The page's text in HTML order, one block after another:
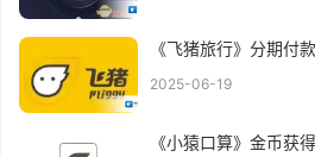
《飞猪旅行》分期付
2025-06-19
《小猿口算》金币获